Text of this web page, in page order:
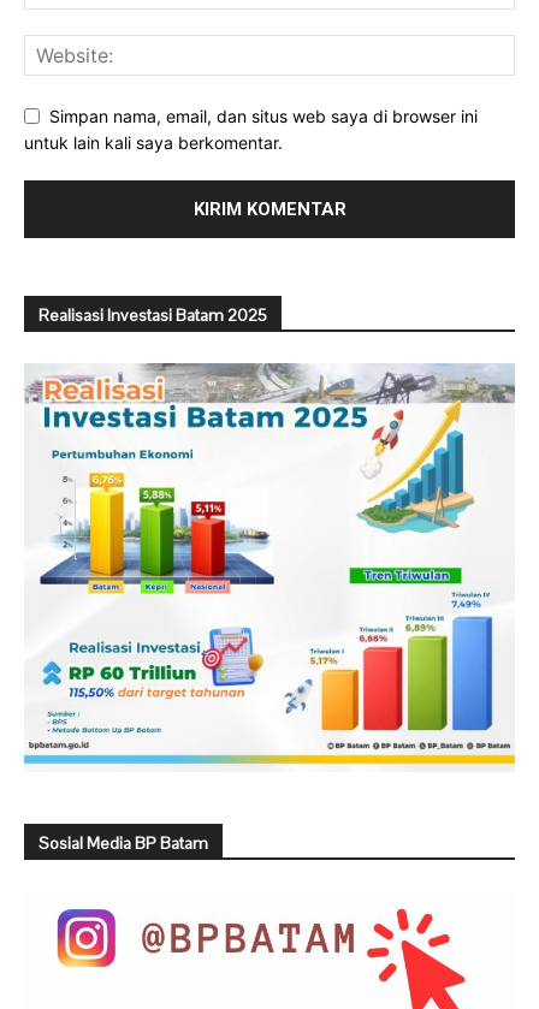
Simpan nama, email, dan situs web saya di browser ini
untuk lain kali saya berkomentar.
Realisasi Investasi Batam 2025
Sosial Media BP Batam